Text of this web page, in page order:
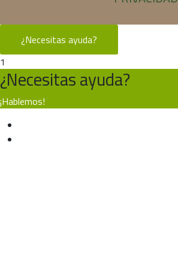
¿Necesitas ayuda?
1
¿Necesitas ayuda?
¡Hablemos!